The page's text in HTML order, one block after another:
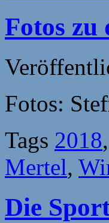
Fotos zu
Fotos:
Tags 2018,
Mertel,
Die